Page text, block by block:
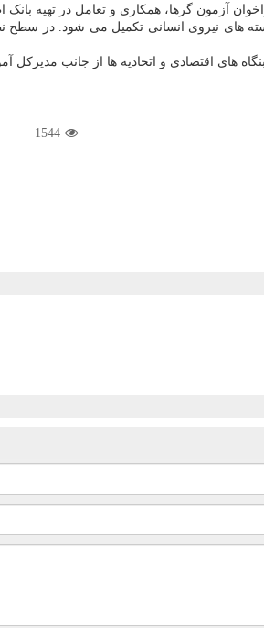
آزمون گرها، همکاری و تعامل در تهیه بانک اطلاعاتی و
های نیروی انسانی تکمیل می شود. در سطح
های اقتصادی و اتحادیه ها از جانب
1544